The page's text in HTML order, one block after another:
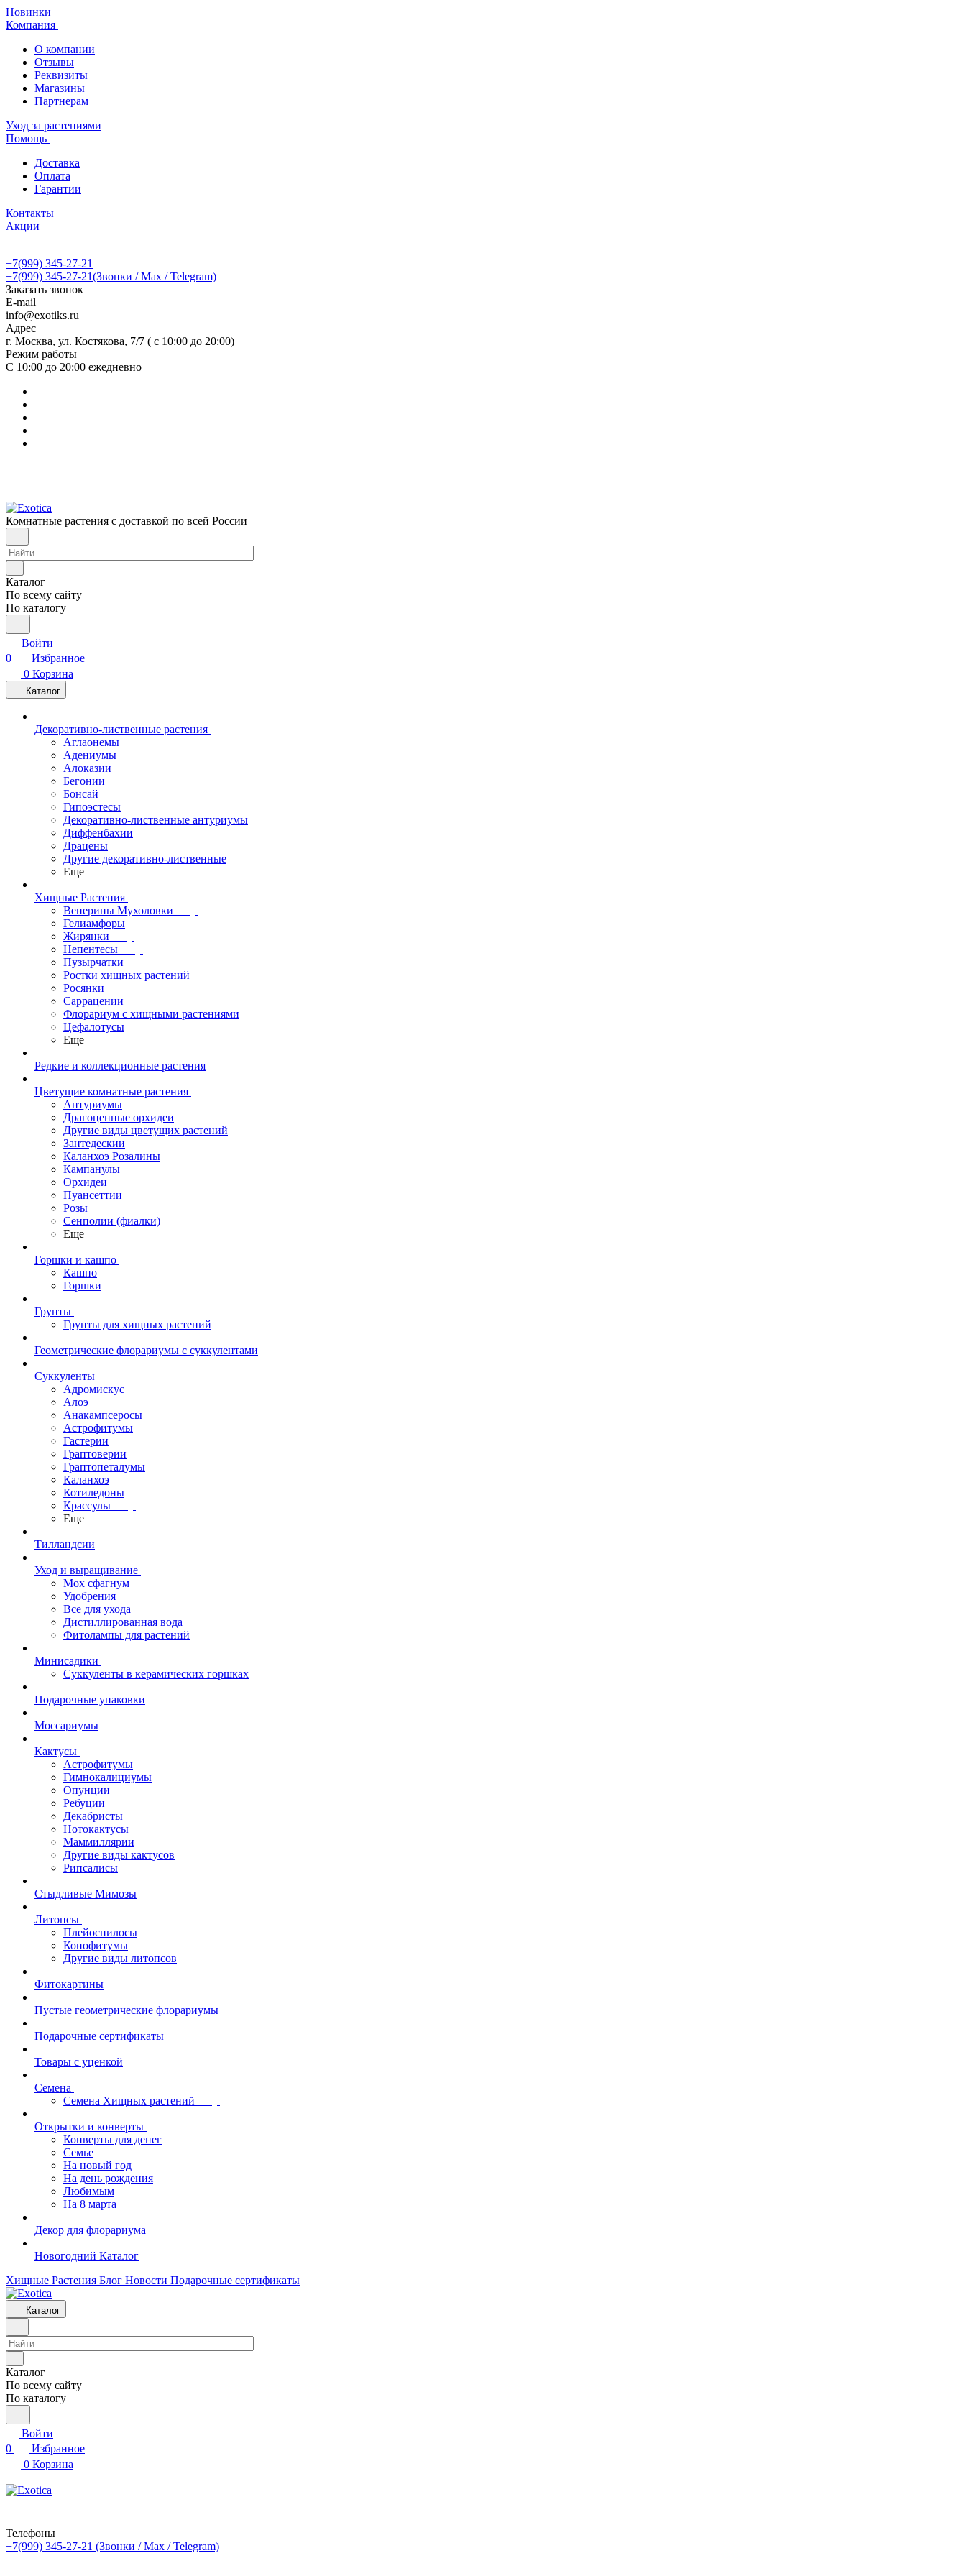
Новинки
Компания
О компании
Отзывы
Реквизиты
Магазины
Партнерам
Уход за растениями
Помощь
Доставка
Оплата
Гарантии
Контакты
Акции
+7(999) 345-27-21
+7(999) 345-27-21(Звонки / Max / Telegram)
Заказать звонок
E-mail
info@exotiks.ru
Адрес
г. Москва, ул. Костякова, 7/7 ( с 10:00 до 20:00)
Режим работы
С 10:00 до 20:00 ежедневно
Комнатные растения с доставкой по всей России
Каталог
По всему сайту
По каталогу
Войти
0
Избранное
0 Корзина
Каталог
Декоративно-лиственные растения
Аглаонемы
Адениумы
Алоказии
Бегонии
Бонсай
Гипоэстесы
Декоративно-лиственные антуриумы
Диффенбахии
Драцены
Другие декоративно-лиственные
Еще
Хищные Растения
Венерины Мухоловки
Гелиамфоры
Жирянки
Непентесы
Пузырчатки
Ростки хищных растений
Росянки
Саррацении
Флорариум с хищными растениями
Цефалотусы
Еще
Редкие и коллекционные растения
Цветущие комнатные растения
Антуриумы
Драгоценные орхидеи
Другие виды цветущих растений
Зантедескии
Каланхоэ Розалины
Кампанулы
Орхидеи
Пуансеттии
Розы
Сенполии (фиалки)
Еще
Горшки и кашпо
Кашпо
Горшки
Грунты
Грунты для хищных растений
Геометрические флорариумы с суккулентами
Суккуленты
Адромискус
Алоэ
Анакампсеросы
Астрофитумы
Гастерии
Граптоверии
Граптопеталумы
Каланхоэ
Котиледоны
Крассулы
Еще
Тилландсии
Уход и выращивание
Мох сфагнум
Удобрения
Все для ухода
Дистиллированная вода
Фитолампы для растений
Минисадики
Суккуленты в керамических горшках
Подарочные упаковки
Моссариумы
Кактусы
Астрофитумы
Гимнокалициумы
Опунции
Ребуции
Декабристы
Нотокактусы
Маммиллярии
Другие виды кактусов
Рипсалисы
Стыдливые Мимозы
Литопсы
Плейоспилосы
Конофитумы
Другие виды литопсов
Фитокартины
Пустые геометрические флорариумы
Подарочные сертификаты
Товары с уценкой
Семена
Семена Хищных растений
Открытки и конверты
Конверты для денег
Семье
На новый год
На день рождения
Любимым
На 8 марта
Декор для флорариума
Новогодний Каталог
Хищные Растения Блог Новости Подарочные сертификаты
Каталог
Каталог
По всему сайту
По каталогу
Войти
0
Избранное
0 Корзина
Телефоны
+7(999) 345-27-21 (Звонки / Max / Telegram)